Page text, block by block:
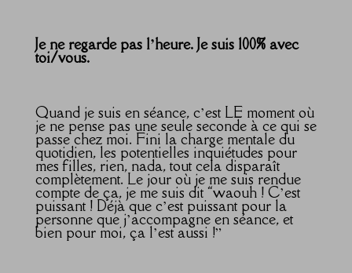
Je ne regarde pas l’heure. Je suis 100% avec
toi/vous.
Quand je suis en séance, c’est LE moment où
je ne pense pas une seule seconde à ce qui se
passe chez moi. Fini la charge mentale du
quotidien, les potentielles inquiétudes pour
mes filles, rien, nada, tout cela disparaît
complètement. Le jour où je me suis rendue
compte de ça, je me suis dit “waouh ! C’est
puissant ! Déjà que c’est puissant pour la
personne que j’accompagne en séance, et
bien pour moi, ça l’est aussi !”